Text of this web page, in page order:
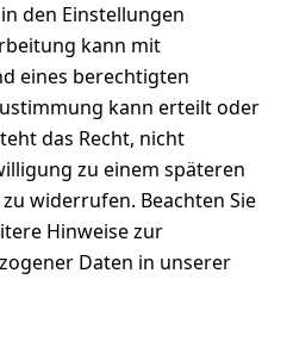
( 0 )
( 0 )
( 0 )
( 0 )
( 0 )
Bewertung für diesen
den Einstellungen
kann mit
eines berechtigten
kann erteilt oder
das Recht, nicht
zu einem späteren
widerrufen. Beachten Sie
Hinweise zur
Daten in unserer